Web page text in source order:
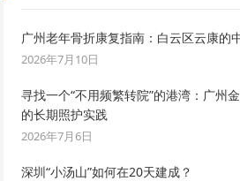
广州老年骨折康复指南：白云区云康的
2026年7月10日
寻找一个“不用频繁转院”的港湾：广州
的长期照护实践
2026年7月6日
深圳“小汤山”如何在20天建成？